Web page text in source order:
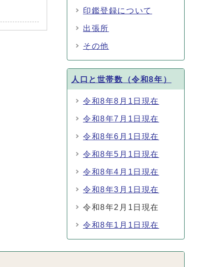
印鑑登録について
出張所
その他
人口と世帯数（令和8年）
令和8年8月1日現在
令和8年7月1日現在
令和8年6月1日現在
令和8年5月1日現在
令和8年4月1日現在
令和8年3月1日現在
令和8年2月1日現在
令和8年1月1日現在